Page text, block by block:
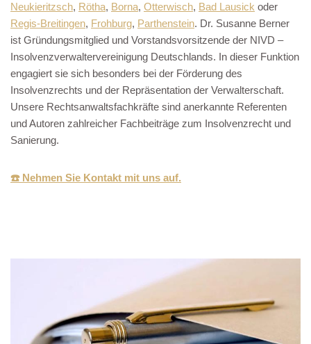
Neukieritzsch, Rötha, Borna, Otterwisch, Bad Lausick oder
Regis-Breitingen, Frohburg, Parthenstein. Dr. Susanne Berner
ist Gründungsmitglied und Vorstandsvorsitzende der NIVD –
Insolvenzverwaltervereinigung Deutschlands. In dieser Funktion
engagiert sie sich besonders bei der Förderung des
Insolvenzrechts und der Repräsentation der Verwalterschaft.
Unsere Rechtsanwaltsfachkräfte sind anerkannte Referenten
und Autoren zahlreicher Fachbeiträge zum Insolvenzrecht und
Sanierung.
☎️ Nehmen Sie Kontakt mit uns auf.